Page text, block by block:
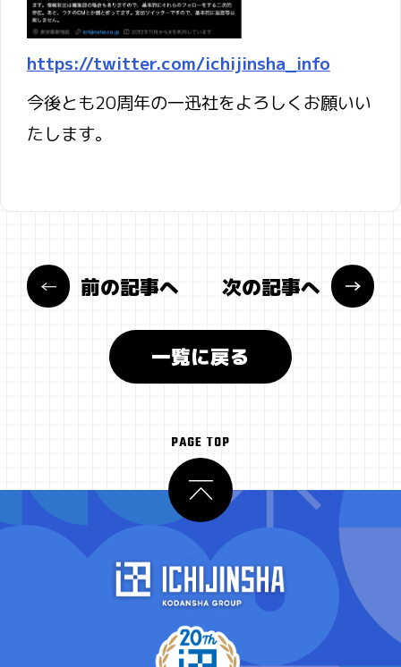
https://twitter.com/ichijinsha_info
今後とも20周年の一迅社をよろしくお願いい
たします。
前の記事へ 次の記事へ
一覧に戻る